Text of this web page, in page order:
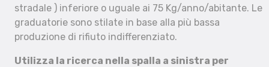
stradale ) inferiore o uguale ai 75 Kg/anno/abitante. Le
graduatorie sono stilate in base alla più bassa
produzione di rifiuto indifferenziato.
Utilizza la ricerca nella spalla a sinistra per